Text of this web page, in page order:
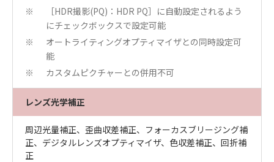
※
［HDR撮影(PQ)：HDR PQ］に自動設定されるよう
にチェックボックスで設定可能
※
オートライティングオプティマイザとの同時設定可
能
※ カスタムピクチャーとの併用不可
レンズ光学補正
周辺光量補正、歪曲収差補正、フォーカスブリージング補
正、デジタルレンズオプティマイザ、色収差補正、回折補
正